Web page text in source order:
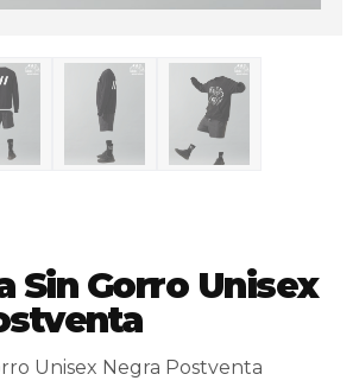
Sin Gorro Unisex
Unisex Negra Postventa